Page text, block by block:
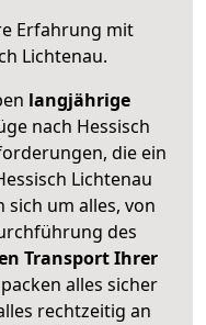
Erfahrung mit
Lichtenau.
langjährige
nach Hessisch
die ein
Lichtenau
um alles, von
des
Transport Ihrer
alles sicher
rechtzeitig an